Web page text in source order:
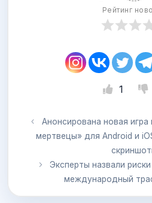
Рейтинг
1
Анонсирована новая
мертвецы» для Android и
Эксперты назвали
международный